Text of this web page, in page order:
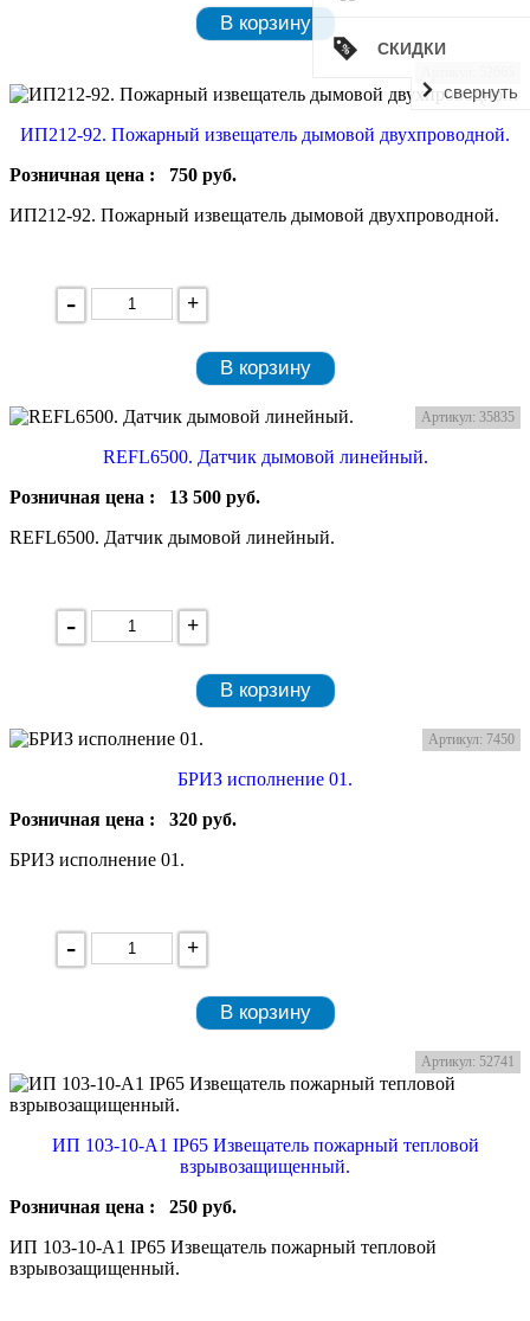
СКИДКИ
свернуть
В корзину
ИП212-92. Пожарный извещатель дымовой двухпроводной.
Розничная цена : 750 руб.
ИП212-92. Пожарный извещатель дымовой двухпроводной.
- +
В корзину
Артикул: 35835
REFL6500. Датчик дымовой линейный.
Розничная цена : 13 500 руб.
REFL6500. Датчик дымовой линейный.
- +
В корзину
Артикул: 7450
БРИЗ исполнение 01.
Розничная цена : 320 руб.
БРИЗ исполнение 01.
- +
В корзину
Артикул: 52741
ИП 103-10-А1 IP65 Извещатель пожарный тепловой
взрывозащищенный.
Розничная цена : 250 руб.
ИП 103-10-А1 IP65 Извещатель пожарный тепловой
взрывозащищенный.